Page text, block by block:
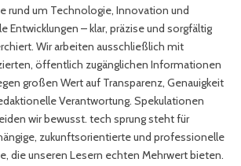
rund um Technologie, Innovation und
Entwicklungen – klar, präzise und sorgfältig
Wir arbeiten ausschließlich mit
öffentlich zugänglichen Informationen
großen Wert auf Transparenz, Genauigkeit
Verantwortung. Spekulationen
wir bewusst. tech sprung steht für
zukunftsorientierte und professionelle
die unseren Lesern echten Mehrwert bieten.